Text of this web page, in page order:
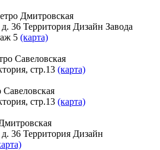
Дмитровская
36 Территория Дизайн Завода
5 (карта)
Савеловская
стр.13 (карта)
стр.13 (карта)
36 Территория Дизайн